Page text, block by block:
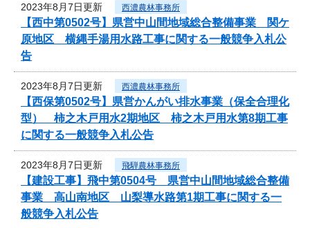
2023年8月7日更新 西濃農林事務所
【西中第0502号】県営中山間地域総合整備事業 関ケ
原地区 横縄手湯用水路工事に関する一般競争入札公
告
2023年8月7日更新 西濃農林事務所
【西保第0502号】県営かんがい排水事業（保全合理化
型） 柿之木戸用水2期地区 柿之木戸用水第8期工事
に関する一般競争入札公告
2023年8月7日更新 飛騨農林事務所
【建設工事】飛中第0504号 県営中山間地域総合整備
事業 高山南地区 山梨導水路第1期工事に関する一
般競争入札公告